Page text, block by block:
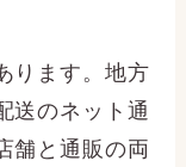
買うときの